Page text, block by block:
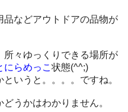
品などアウトドアの品物が
所々ゆっくりできる場所が
にらめっこ状態(^^;)
いうと。。。。ですね。
うかはわかりません。